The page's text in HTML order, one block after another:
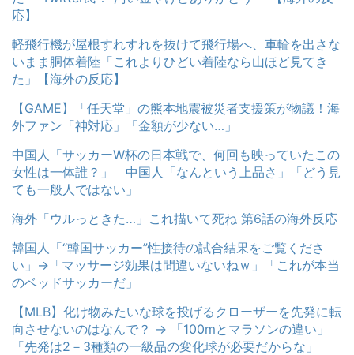
応】
軽飛行機が屋根すれすれを抜けて飛行場へ、車輪を出さな
いまま胴体着陸「これよりひどい着陸なら山ほど見てき
た」【海外の反応】
【GAME】「任天堂」の熊本地震被災者支援策が物議！海
外ファン「神対応」「金額が少ない…」
中国人「サッカーW杯の日本戦で、何回も映っていたこの
女性は一体誰？」 中国人「なんという上品さ」「どう見
ても一般人ではない」
海外「ウルっときた…」これ描いて死ね 第6話の海外反応
韓国人「“韓国サッカー”性接待の試合結果をご覧くださ
い」→「マッサージ効果は間違いないねｗ」「これが本当
のベッドサッカーだ」
【MLB】化け物みたいな球を投げるクローザーを先発に転
向させないのはなんで？ → 「100mとマラソンの違い」
「先発は2－3種類の一級品の変化球が必要だからな」